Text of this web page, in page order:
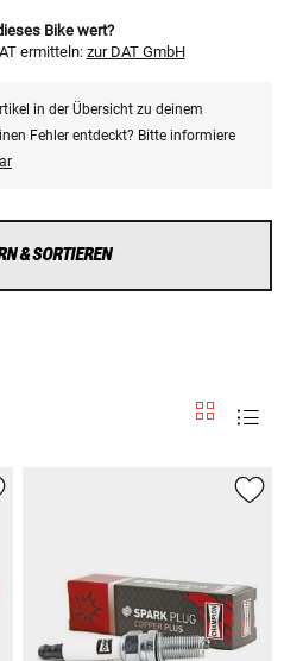
Bike wert?
ermitteln: zur DAT GmbH
in der Übersicht zu deinem
Fehler entdeckt? Bitte informiere
& SORTIEREN